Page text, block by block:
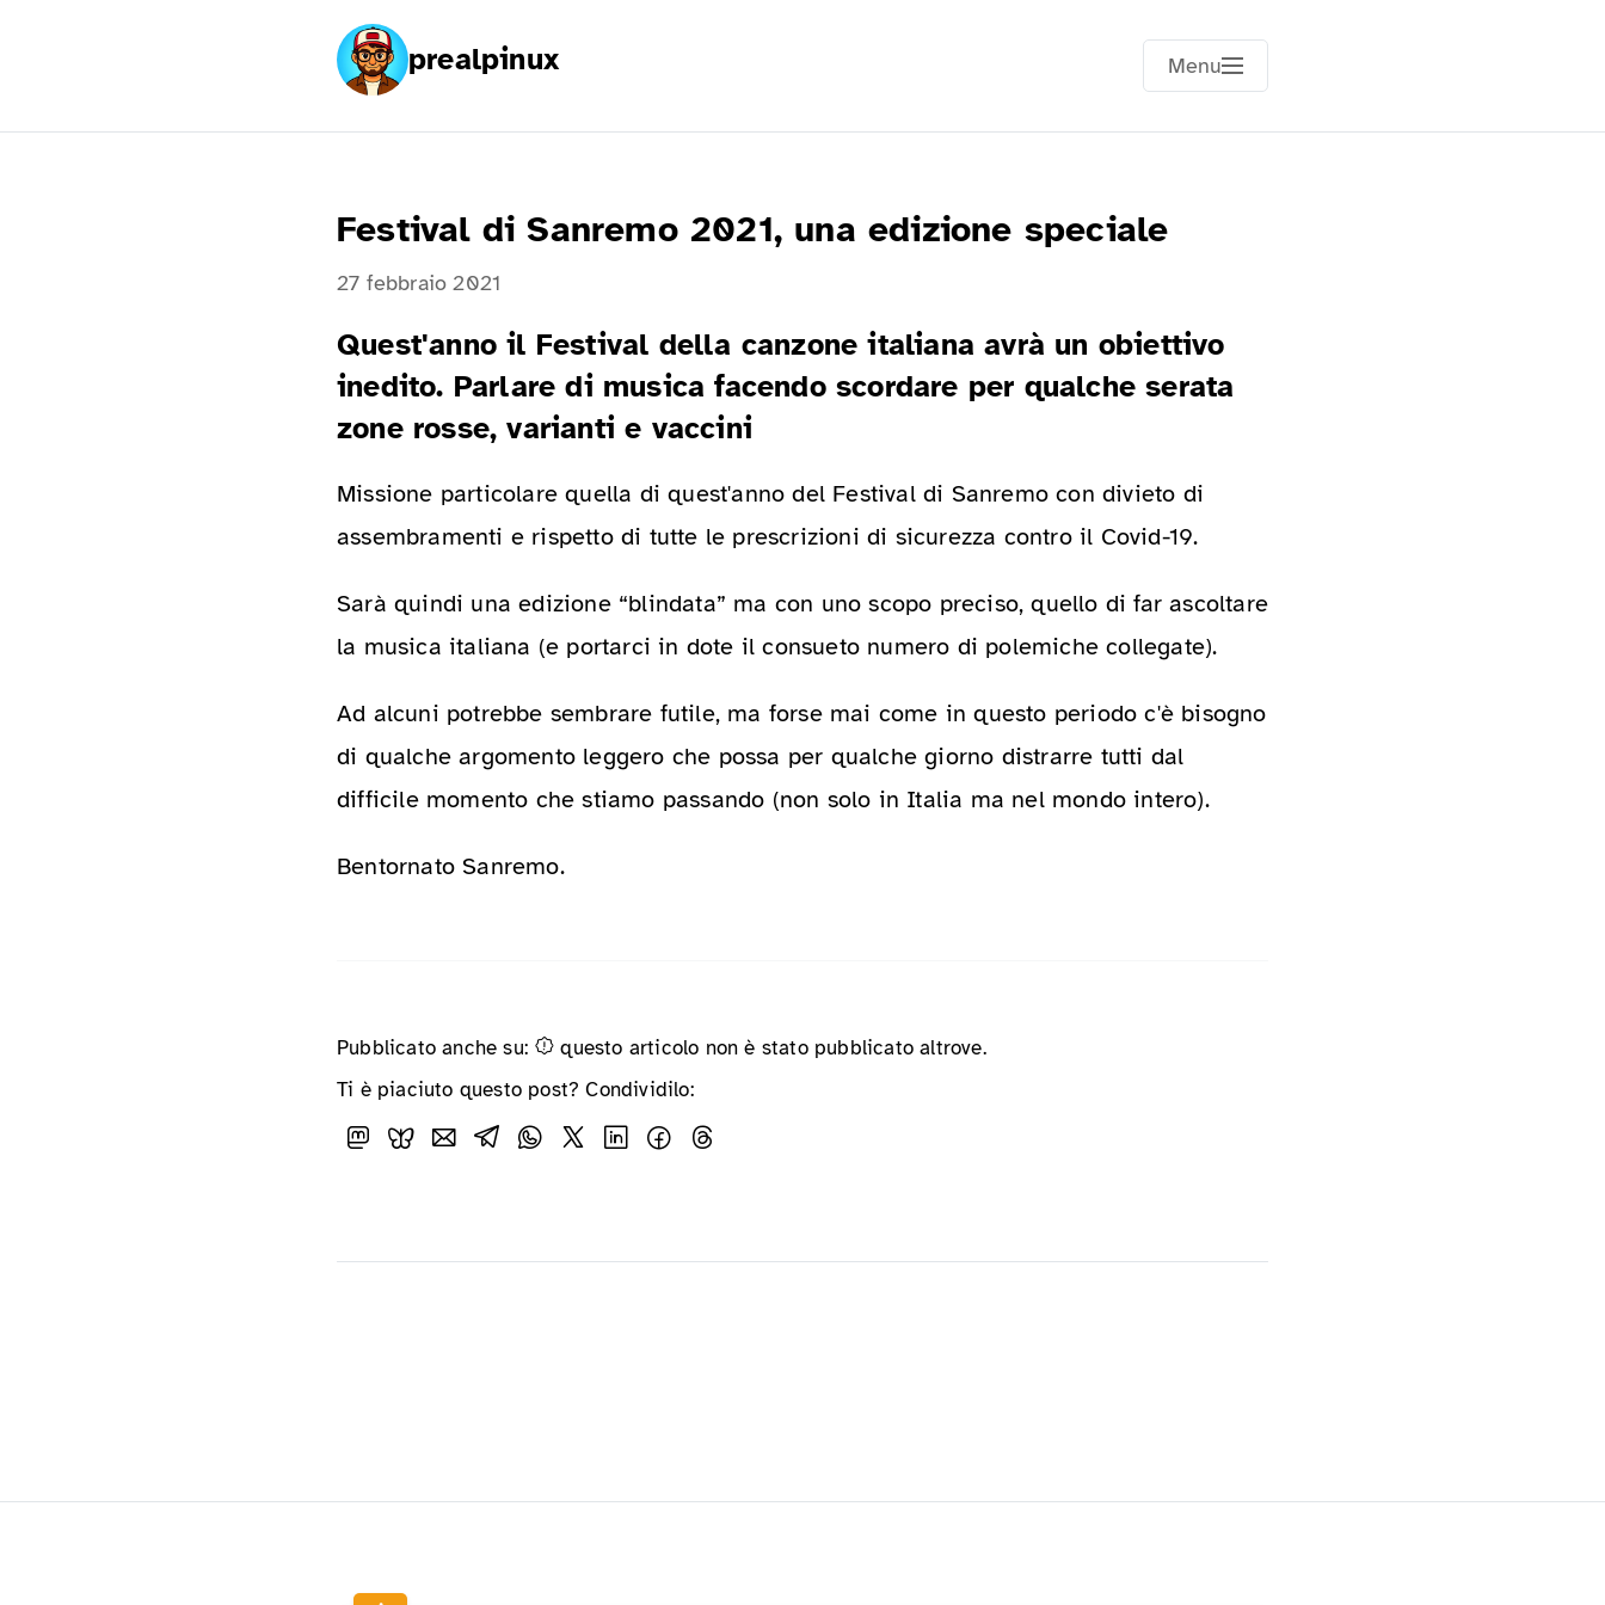
prealpinux Menu
Festival di Sanremo 2021, una edizione speciale
27 febbraio 2021
Quest'anno il Festival della canzone italiana avrà un obiettivo
inedito. Parlare di musica facendo scordare per qualche serata
zone rosse, varianti e vaccini
Missione particolare quella di quest'anno del Festival di Sanremo con divieto di
assembramenti e rispetto di tutte le prescrizioni di sicurezza contro il Covid-19.
Sarà quindi una edizione “blindata” ma con uno scopo preciso, quello di far ascoltare
la musica italiana (e portarci in dote il consueto numero di polemiche collegate).
Ad alcuni potrebbe sembrare futile, ma forse mai come in questo periodo c'è bisogno
di qualche argomento leggero che possa per qualche giorno distrarre tutti dal
difficile momento che stiamo passando (non solo in Italia ma nel mondo intero).
Bentornato Sanremo.
Pubblicato anche su:
questo articolo non è stato pubblicato altrove.
Ti è piaciuto questo post? Condividilo: